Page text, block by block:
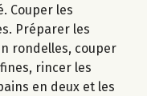
Couper les
Préparer les
rondelles, couper
rincer les
en deux et les